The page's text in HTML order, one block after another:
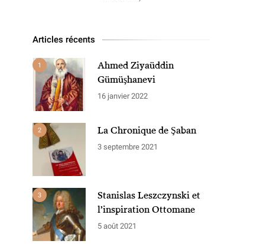
Articles récents
1
Ahmed Ziyaüddin
Gümüşhanevi
16 janvier 2022
2 La Chronique de Şaban
3 septembre 2021
3
Stanislas Leszczynski et
l’inspiration Ottomane
5 août 2021